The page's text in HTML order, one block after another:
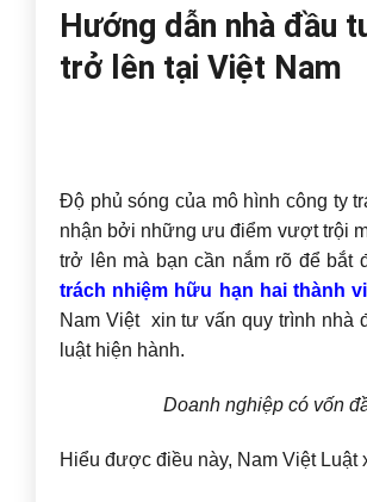
Hướng dẫn nhà đầu
trở lên tại Việt Nam
Độ phủ sóng của mô hình công ty
nhận bởi những ưu điểm vượt trội
trở lên mà bạn cần nắm rõ để bắt
trách nhiệm hữu hạn hai thành
Nam Việt xin tư vấn quy trình nhà
luật hiện hành.
Doanh nghiệp có vốn
Hiểu được điều này, Nam Việt